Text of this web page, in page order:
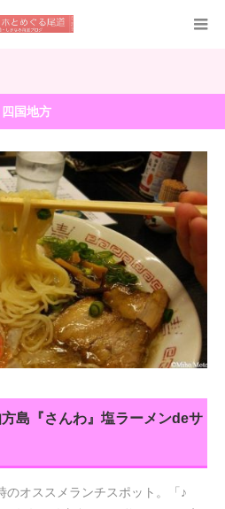
四国地方
島『さんわ』塩ラーメンdeサ
のオススメランチスポット。「♪